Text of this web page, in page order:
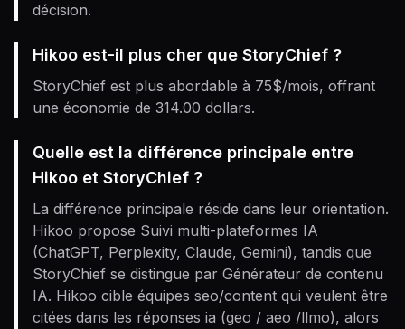
décision.
Hikoo est-il plus cher que StoryChief ?
StoryChief est plus abordable à 75$/mois, offrant
une économie de 314.00 dollars.
Quelle est la différence principale entre
Hikoo et StoryChief ?
La différence principale réside dans leur orientation.
Hikoo propose Suivi multi-plateformes IA
(ChatGPT, Perplexity, Claude, Gemini), tandis que
StoryChief se distingue par Générateur de contenu
IA. Hikoo cible équipes seo/content qui veulent être
citées dans les réponses ia (geo / aeo /llmo), alors